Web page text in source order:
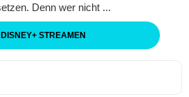
Denn wer nicht ...
+ STREAMEN